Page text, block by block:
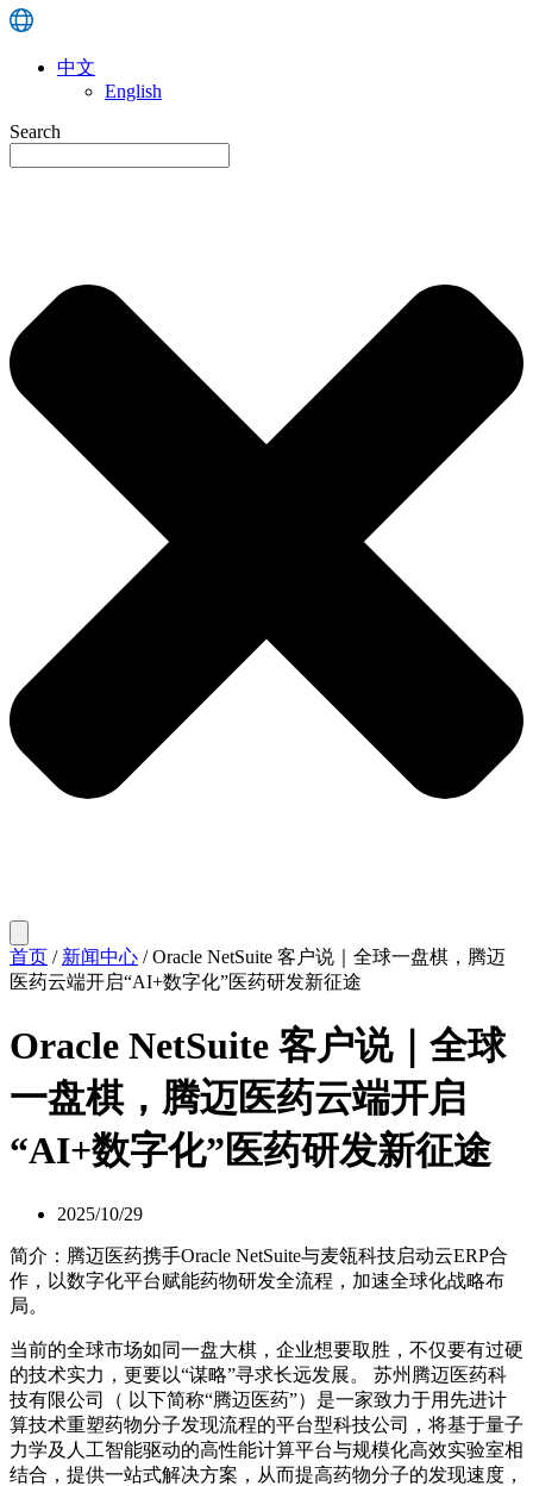
中文
English
Search
首页 / 新闻中心 / Oracle NetSuite 客户说｜全球一盘棋，腾迈
医药云端开启“AI+数字化”医药研发新征途
Oracle NetSuite 客户说｜全球
一盘棋，腾迈医药云端开启
“AI+数字化”医药研发新征途
2025/10/29
简介：腾迈医药携手Oracle NetSuite与麦瓴科技启动云ERP合
作，以数字化平台赋能药物研发全流程，加速全球化战略布
局。
当前的全球市场如同一盘大棋，企业想要取胜，不仅要有过硬
的技术实力，更要以“谋略”寻求长远发展。 苏州腾迈医药科
技有限公司（ 以下简称“腾迈医药”）是一家致力于用先进计
算技术重塑药物分子发现流程的平台型科技公司，将基于量子
力学及人工智能驱动的高性能计算平台与规模化高效实验室相
结合，提供一站式解决方案，从而提高药物分子的发现速度，